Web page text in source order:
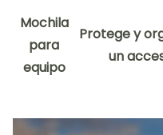
Mochila
para
equipo
Protege y
un